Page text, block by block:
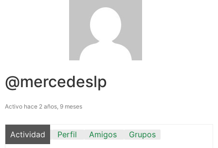
@mercedeslp
Activo hace 2 años, 9 meses
Actividad Perfil Amigos
Grupos